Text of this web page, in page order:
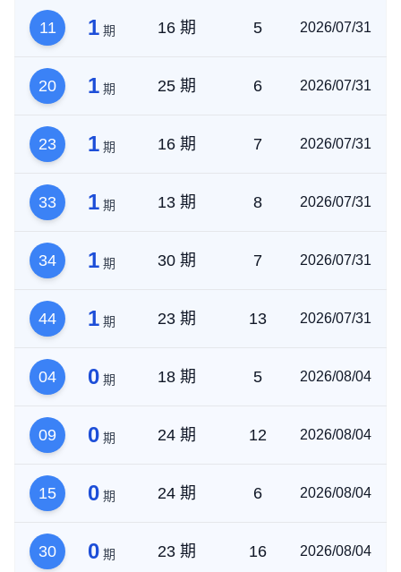
11 1 期 16 期 5 2026/07/31
20 1 期 25 期 6 2026/07/31
23 1 期 16 期 7 2026/07/31
33 1 期 13 期 8 2026/07/31
34 1 期 30 期 7 2026/07/31
44 1 期 23 期 13 2026/07/31
04 0 期 18 期 5 2026/08/04
09 0 期 24 期 12 2026/08/04
15 0 期 24 期 6 2026/08/04
30 0 期 23 期 16 2026/08/04